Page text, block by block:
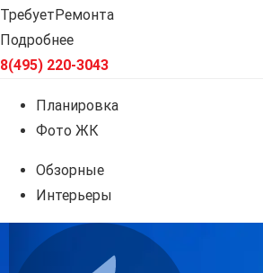
ТребуетРемонта
Подробнее
8(495) 220-3043
Планировка
Фото ЖК
Обзорные
Интерьеры